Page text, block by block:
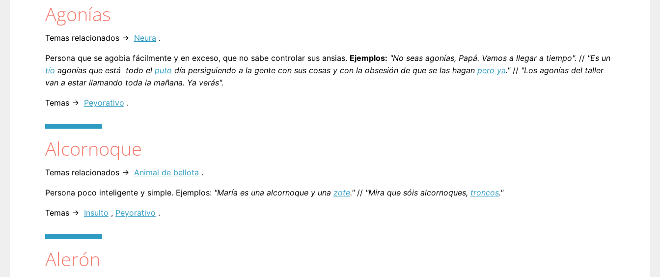
Agonías
Temas relacionados → Neura .
Persona que se agobia fácilmente y en exceso, que no sabe controlar sus ansias. Ejemplos: "No seas agonías, Papá. Vamos a llegar a tiempo". // "Es un
tío agonías que está todo el puto día persiguiendo a la gente con sus cosas y con la obsesión de que se las hagan pero ya."// "Los agonías del taller
van a estar llamando toda la mañana. Ya verás".
Temas → Peyorativo .
Alcornoque
Temas relacionados → Animal de bellota .
Persona poco inteligente y simple. Ejemplos: "María es una alcornoque y una zote."// "Mira que sóis alcornoques, troncos."
Temas → Insulto , Peyorativo .
Alerón